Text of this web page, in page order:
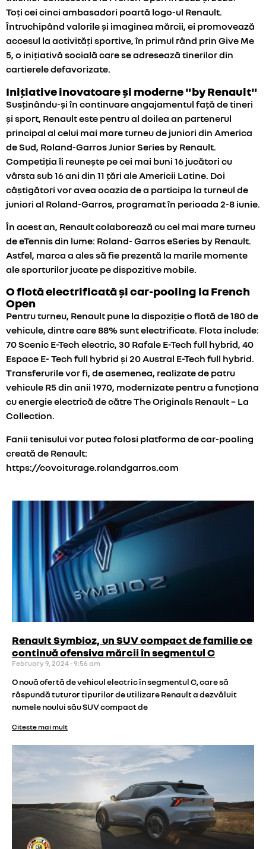
Toți cei cinci ambasadori poartă logo-ul Renault.
Întruchipând valorile și imaginea mărcii, ei promovează
accesul la activități sportive, în primul rând prin Give Me
5, o inițiativă socială care se adresează tinerilor din
cartierele defavorizate.
Inițiative inovatoare și moderne "by Renault"
Susținându-și în continuare angajamentul față de tineri
și sport, Renault este pentru al doilea an partenerul
principal al celui mai mare turneu de juniori din America
de Sud, Roland-Garros Junior Series by Renault.
Competiția îi reunește pe cei mai buni 16 jucători cu
vârsta sub 16 ani din 11 țări ale Americii Latine. Doi
câștigători vor avea ocazia de a participa la turneul de
juniori al Roland-Garros, programat în perioada 2-8 iunie.
În acest an, Renault colaborează cu cel mai mare turneu
de eTennis din lume: Roland- Garros eSeries by Renault.
Astfel, marca a ales să fie prezentă la marile momente
ale sporturilor jucate pe dispozitive mobile.
O flotă electrificată și car-pooling la French
Open
Pentru turneu, Renault pune la dispoziție o flotă de 180 de
vehicule, dintre care 88% sunt electrificate. Flota include:
70 Scenic E-Tech electric, 30 Rafale E-Tech full hybrid, 40
Espace E- Tech full hybrid și 20 Austral E-Tech full hybrid.
Transferurile vor fi, de asemenea, realizate de patru
vehicule R5 din anii 1970, modernizate pentru a funcționa
cu energie electrică de către The Originals Renault – La
Collection.
Fanii tenisului vor putea folosi platforma de car-pooling
creată de Renault:
https://covoiturage.rolandgarros.com
Renault Symbioz, un SUV compact de familie ce
continuă ofensiva mărcii în segmentul C
February 9, 2024 9:56 am
O nouă ofertă de vehicul electric în segmentul C, care să
răspundă tuturor tipurilor de utilizare Renault a dezvăluit
numele noului său SUV compact de
Citeste mai mult